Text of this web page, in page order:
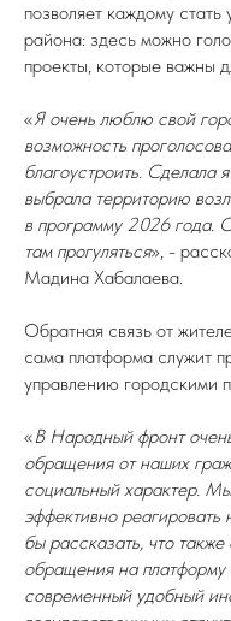
позволяет каждому
района: здесь можно
проекты, которые важны
«Я очень люблю свой
возможность
благоустроить.
выбрала территорию
в программу 2026 года.
там прогуляться», -
Мадина Хабалаева.
Обратная связь от
сама платформа служит
управлению городскими
«В Народный фронт
обращения от наших
социальный характер.
эффективно
бы рассказать, что
обращения на
современный удобный